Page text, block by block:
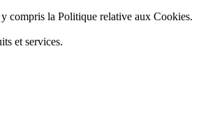
compris la Politique relative aux Cookies.
et services.